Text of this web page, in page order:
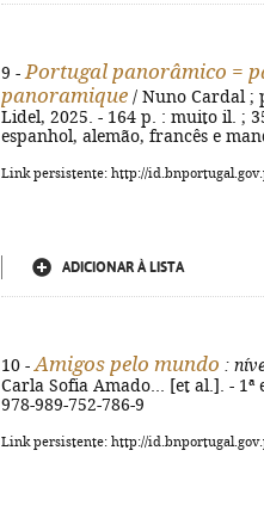
9 - Portugal panorâmico =
panoramique / Nuno Cardal ;
Lidel, 2025. - 164 p. : muito il. ;
espanhol, alemão, francês e
Link persistente: http://
ADICIONAR À LISTA
10 - Amigos pelo mundo :
Carla Sofia Amado... [et al.]. - 1ª
978-989-752-786-9
Link persistente: http://